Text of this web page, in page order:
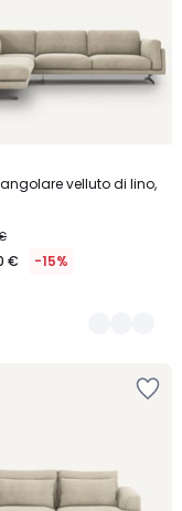
velluto di lino,
€ -15%